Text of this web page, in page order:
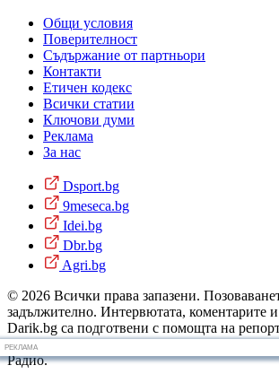
Общи условия
Поверителност
Съдържание от партньори
Контакти
Етичен кодекс
Всички статии
Ключови думи
Реклама
За нас
Dsport.bg
9meseca.bg
Idei.bg
Dbr.bg
Agri.bg
© 2026 Всички права запазени.
задължително. Интервютата, коментарите
Darik.bg са подготвени с помощта на
Радио и новинарските емисии на
Радио.
РЕКЛАМА